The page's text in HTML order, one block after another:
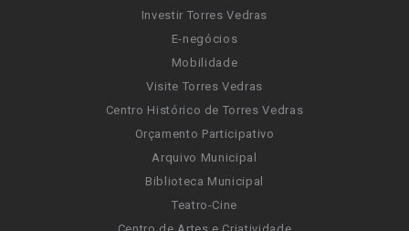
Investir Torres Vedras
E-negócios
Mobilidade
Visite Torres Vedras
Centro Histórico de Torres Vedras
Orçamento Participativo
Arquivo Municipal
Biblioteca Municipal
Teatro-Cine